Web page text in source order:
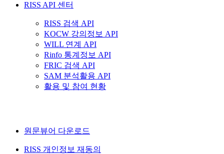
RISS API 센터
RISS 검색 API
KOCW 강의정보 API
WILL 연계 API
Rinfo 통계정보 API
FRIC 검색 API
SAM 분석활용 API
활용 및 참여 현황
원문뷰어 다운로드
RISS 개인정보 재동의